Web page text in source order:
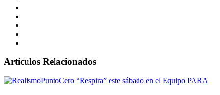
Artículos Relacionados